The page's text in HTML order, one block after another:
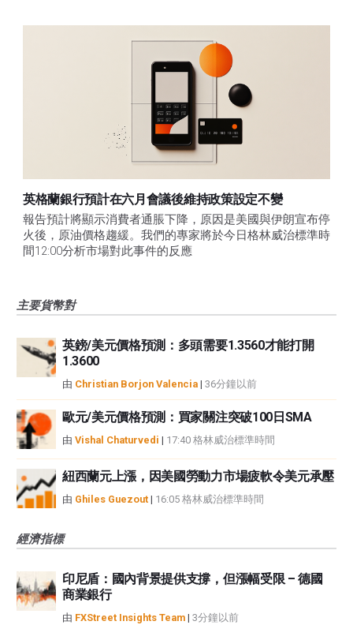
英格蘭銀行預計在六月會議後維持政策設定不變
報告預計將顯示消費者通脹下降，原因是美國與伊朗宣布停
火後，原油價格趨緩。我們的專家將於今日格林威治標準時
間12:00分析市場對此事件的反應
主要貨幣對
英鎊/美元價格預測：多頭需要1.3560才能打開
1.3600
由 Christian Borjon Valencia | 36分鐘以前
歐元/美元價格預測：買家關注突破100日SMA
由 Vishal Chaturvedi | 17:40 格林威治標準時間
紐西蘭元上漲，因美國勞動力市場疲軟令美元承壓
由 Ghiles Guezout | 16:05 格林威治標準時間
經濟指標
印尼盾：國內背景提供支撐，但漲幅受限 – 德國
商業銀行
由 FXStreet Insights Team | 3分鐘以前